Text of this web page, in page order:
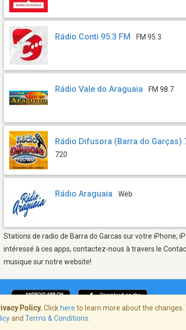
Rádio Conti 95.3 FM FM 95.3
Rádio Vale do Araguaia FM 98.7
Rádio Difusora (Barra do Garças)
720
Rádio Araguaia Web
Stations de radio de Barra do Garcas sur votre iPhone,
intéressé à ces apps, contactez-nous à travers le
musique sur notre website!
Policy. Click here to learn more about the
and Terms & Conditions